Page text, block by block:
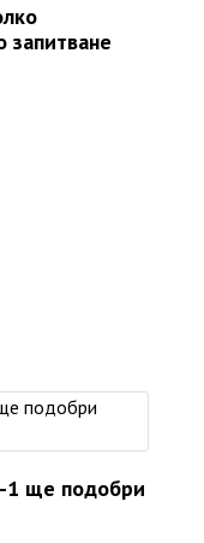
запитване
1 ще подобри